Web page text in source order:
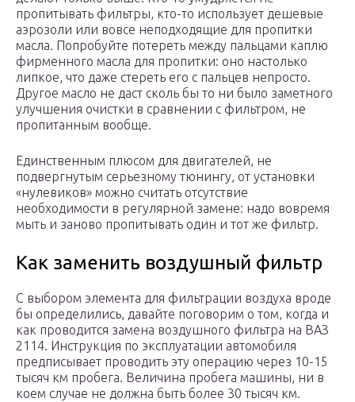
пропитывать фильтры, кто-то использует дешевые
аэрозоли или вовсе неподходящие для пропитки
масла. Попробуйте потереть между пальцами каплю
фирменного масла для пропитки: оно настолько
липкое, что даже стереть его с пальцев непросто.
Другое масло не даст сколь бы то ни было заметного
улучшения очистки в сравнении с фильтром, не
пропитанным вообще.
Единственным плюсом для двигателей, не
подвергнутым серьезному тюнингу, от установки
«нулевиков» можно считать отсутствие
необходимости в регулярной замене: надо вовремя
мыть и заново пропитывать один и тот же фильтр.
Как заменить воздушный фильтр
С выбором элемента для фильтрации воздуха вроде
бы определились, давайте поговорим о том, когда и
как проводится замена воздушного фильтра на ВАЗ
2114. Инструкция по эксплуатации автомобиля
предписывает проводить эту операцию через 10-15
тысяч км пробега. Величина пробега машины, ни в
коем случае не должна быть более 30 тысяч км.